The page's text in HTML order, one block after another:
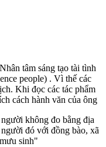
tâm sáng tạo tài tình
people) . Vì thế các
Khi đọc các tác phẩm
cách hành văn của ông
không đo bằng địa
đó với đồng bào, xã
sinh"